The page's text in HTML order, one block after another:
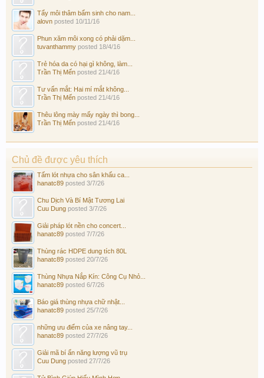
Tẩy môi thâm bẩm sinh cho nam...
alovn posted 10/11/16
Phun xăm môi xong có phải dặm...
tuvanthammy posted 18/4/16
Trẻ hóa da có hại gì không, làm...
Trần Thị Mến posted 21/4/16
Tư vấn mắt: Hai mí mắt không...
Trần Thị Mến posted 21/4/16
Thêu lông mày mấy ngày thì bong...
Trần Thị Mến posted 21/4/16
Chủ đề được yêu thích
Tấm lót nhựa cho sân khấu ca...
hanatc89 posted 3/7/26
Chu Dịch Và Bí Mật Tương Lai
Cuu Dung posted 3/7/26
Giải pháp lót nền cho concert...
hanatc89 posted 7/7/26
Thùng rác HDPE dung tích 80L
hanatc89 posted 20/7/26
Thùng Nhựa Nắp Kín: Công Cụ Nhỏ...
hanatc89 posted 6/7/26
Báo giá thùng nhựa chữ nhật...
hanatc89 posted 25/7/26
những ưu điểm của xe nâng tay...
hanatc89 posted 27/7/26
Giải mã bí ẩn năng lượng vũ trụ
Cuu Dung posted 27/7/26